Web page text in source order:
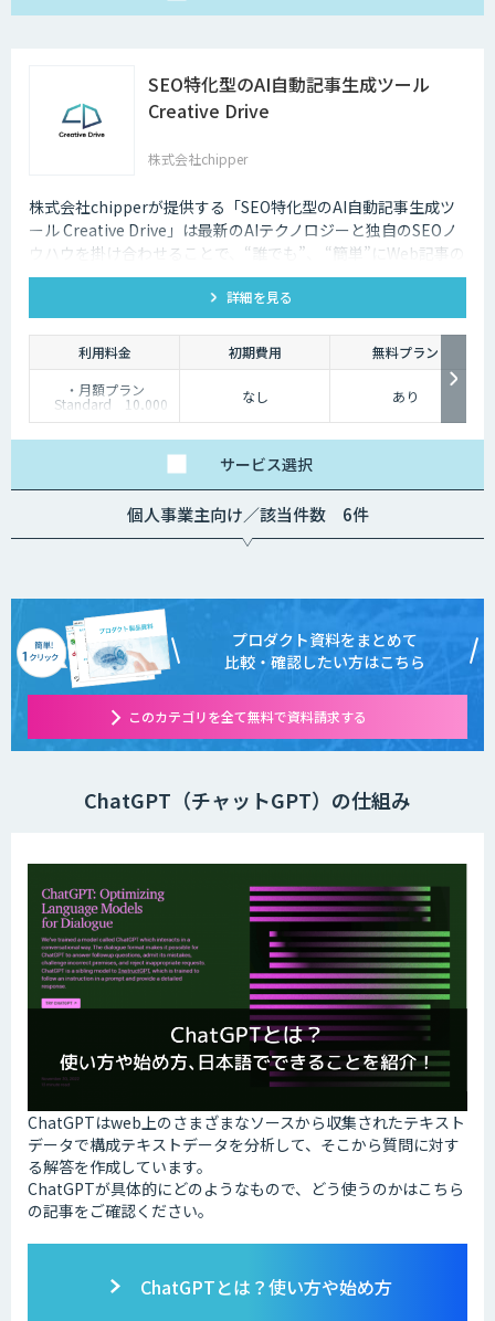
SEO特化型のAI自動記事生成ツール
Creative Drive
株式会社chipper
株式会社chipperが提供する「SEO特化型のAI自動記事生成ツ
ール Creative Drive」は最新のAIテクノロジーと独自のSEOノ
ウハウを掛け合わせることで、“誰でも”、 “簡単”にWeb記事の
執筆によるコンテンツマーケティングを可能にします。
詳細を見る
利用料金 初期費用
無料プラン
・月額プラン
Standard 10,000
円
Premium. 50,000円
・年額プラン
Standard 90,000
円（7,500円/月）
※全て税込価格
なし あり
サービス選択
個人事業主向け／該当件数 6件
プロダクト資料をまとめて
比較・確認したい方はこちら
このカテゴリを全て無料で資料請求する
ChatGPT（チャットGPT）の仕組み
ChatGPTはweb上のさまざまなソースから収集されたテキスト
データで構成テキストデータを分析して、そこから質問に対す
る解答を作成しています。
ChatGPTが具体的にどのようなもので、どう使うのかはこちら
の記事をご確認ください。
ChatGPTとは？使い方や始め方